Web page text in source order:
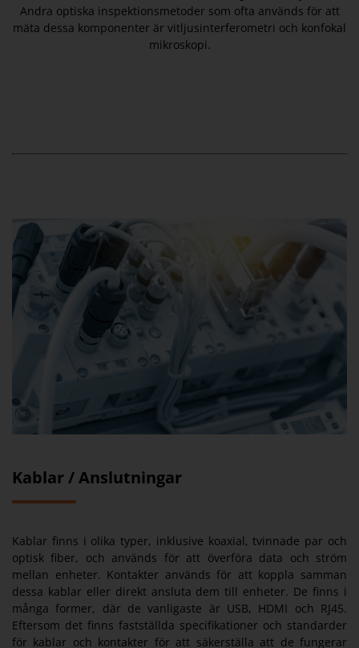
Andra optiska inspektionsmetoder som ofta används för att
mäta dessa komponenter är vitljusinterferometri och konfokal
mikroskopi.
Kablar / Anslutningar
Kablar finns i olika typer, inklusive koaxial, tvinnade par och
optisk fiber, och används för att överföra data och ström
mellan enheter. Kontakter används för att koppla samman
dessa kablar eller direkt ansluta dem till enheter. De finns i
många former, där de vanligaste är USB, HDMI och RJ45.
Eftersom det finns fastställda specifikationer och standarder
för kablar och kontakter för att säkerställa att de fungerar